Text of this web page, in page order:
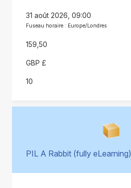
31 août 2026, 09:00
Fuseau horaire : Europe/Londres
159,50
GBP £
10
PIL A Rabbit (fully eLearning)